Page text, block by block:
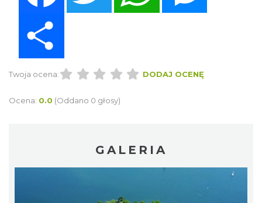
Twoja ocena: DODAJ OCENĘ
Ocena: 0.0 (Oddano 0 głosy)
GALERIA